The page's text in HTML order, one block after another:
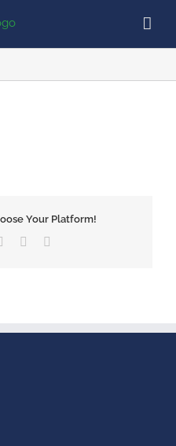
Your Platform!
LinkedInPinterest